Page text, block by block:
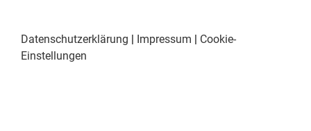
Datenschutzerklärung | Impressum | Cookie-
Einstellungen